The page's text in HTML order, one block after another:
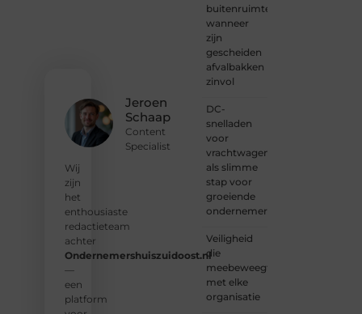
Jeroen
Schaap
Content
Specialist
Wij
zijn
het
enthousiaste
redactieteam
achter
Ondernemershuiszuidoost.nl
—
een
platform
buitenruimte:
wanneer
zijn
gescheiden
afvalbakken
zinvol
DC-
snelladen
voor
vrachtwagens
als slimme
stap voor
groeiende
ondernemers
Veiligheid
die
meebeweegt
met elke
organisatie